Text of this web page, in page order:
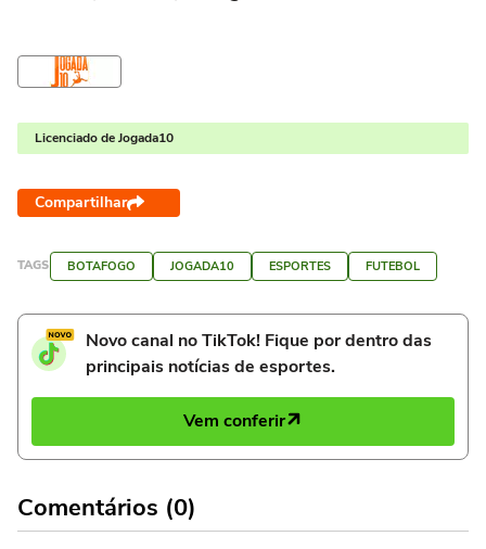
Licenciado de Jogada10
Compartilhar
TAGS BOTAFOGO JOGADA10 ESPORTES FUTEBOL
Novo canal no TikTok! Fique por dentro das
principais notícias de esportes.
Vem conferir
Comentários (0)